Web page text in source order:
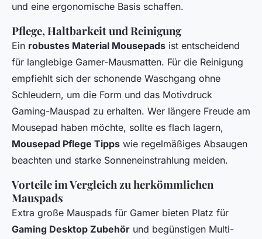
und eine ergonomische Basis schaffen.
Pflege, Haltbarkeit und Reinigung
Ein robustes Material Mousepads ist entscheidend
für langlebige Gamer-Mausmatten. Für die Reinigung
empfiehlt sich der schonende Waschgang ohne
Schleudern, um die Form und das Motivdruck
Gaming-Mauspad zu erhalten. Wer längere Freude am
Mousepad haben möchte, sollte es flach lagern,
Mousepad Pflege Tipps wie regelmäßiges Absaugen
beachten und starke Sonneneinstrahlung meiden.
Vorteile im Vergleich zu herkömmlichen
Mauspads
Extra große Mauspads für Gamer bieten Platz für
Gaming Desktop Zubehör und begünstigen Multi-